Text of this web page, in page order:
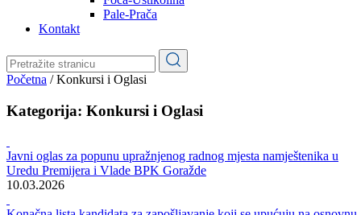
Općine
Pale-Prača
Kontakt
Početna Konkursi i Oglasi
Kategorija:Konkursi i Oglasi